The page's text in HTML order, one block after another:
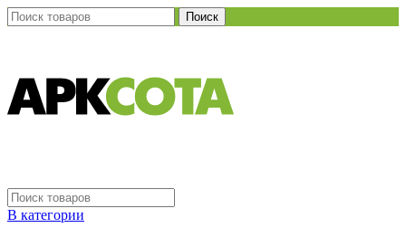
Поиск
В категории